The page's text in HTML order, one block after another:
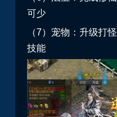
可少
（7）宠物：升级打
技能